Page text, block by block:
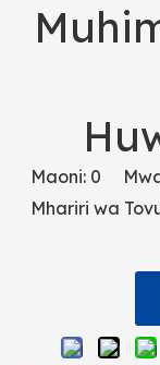
Maoni: 0
Mhariri wa